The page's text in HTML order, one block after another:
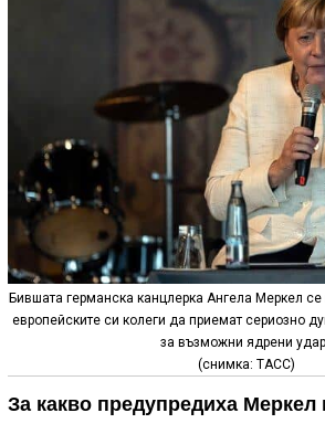
Бившата германска канцлерка Ангела Меркел
европейските си колеги да приемат сериозно
за възможни ядрени
(снимка: ТАСС)
За какво предупредиха Меркел